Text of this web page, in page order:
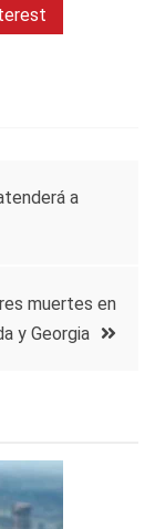
a
muertes en
y Georgia